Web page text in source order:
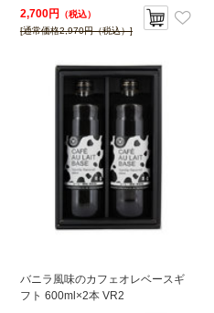
2,700円
（税込）
[通常価格2,970円（税込）]
バニラ風味のカフェオレベースギ
フト 600ml×2本 VR2